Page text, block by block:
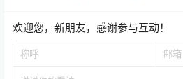
欢迎您，新朋友，感谢参与互动！